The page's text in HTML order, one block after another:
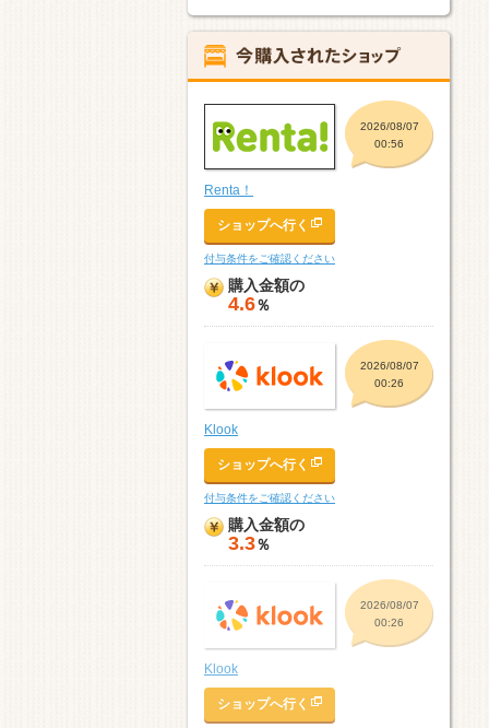
2026/08/07
00:56
Renta！
ショップへ行く
付与条件をご確認ください
購入金額の
4.6％
2026/08/07
00:26
Klook
ショップへ行く
付与条件をご確認ください
購入金額の
3.3％
2026/08/07
00:26
Klook
ショップへ行く